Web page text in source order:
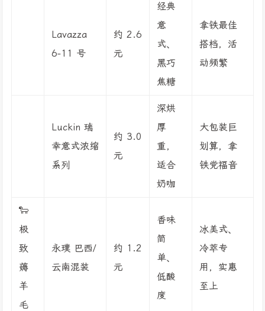
Lavazza
6-11 号
约 2.6
元
经典
意
式、
黑巧
焦糖
拿铁最佳
搭档，活
动频繁
Luckin 瑞
幸意式浓缩
系列
约 3.0
元
深烘
厚
重，
适合
奶咖
大包装巨
划算，拿
铁党福音
🐑
极
致
薅
羊
毛
永璞 巴西/
云南混装
约 1.2
元
香味
简
单、
低酸
度
冰美式、
冷萃专
用，实惠
至上